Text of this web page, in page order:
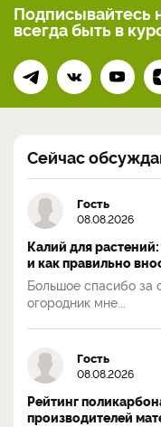
Подписывайтесь
всегдабыть в
Сейчас
Гость
08.08.2026
Калий для
и как правильно
Большое спасибо за
огородник мне...
Гость
08.08.2026
Рейтинг
производителей